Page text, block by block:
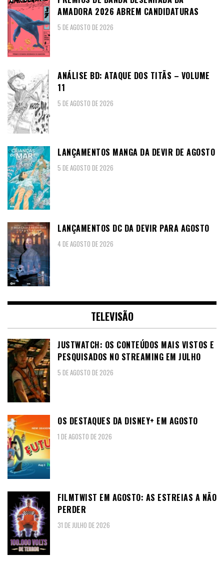
AMADORA 2026 ABREM CANDIDATURAS
5 DE AGOSTO DE 2026
ANÁLISE BD: ATAQUE DOS TITÃS – VOLUME
11
5 DE AGOSTO DE 2026
LANÇAMENTOS MANGA DA DEVIR DE AGOSTO
5 DE AGOSTO DE 2026
LANÇAMENTOS DC DA DEVIR PARA AGOSTO
4 DE AGOSTO DE 2026
TELEVISÃO
JUSTWATCH: OS CONTEÚDOS MAIS VISTOS E
PESQUISADOS NO STREAMING EM JULHO
5 DE AGOSTO DE 2026
OS DESTAQUES DA DISNEY+ EM AGOSTO
1 DE AGOSTO DE 2026
FILMTWIST EM AGOSTO: AS ESTREIAS A NÃO
PERDER
31 DE JULHO DE 2026